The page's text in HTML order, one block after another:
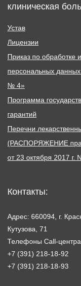
клиническая
Устав
Лицензии
Приказ по обработке
персональных
№ 4»
Программа
гарантий
Перечни
(РАСПОРЯЖЕНИЕ
от 23 октября 2017 г.
Контакты:
Адрес: 660094, г.
Кутузова, 71
Телефоны Call-
+7 (391) 218-18-92
+7 (391) 218-18-93